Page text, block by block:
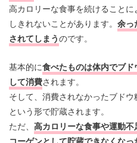
高カロリーな食事を続けること
しきれないことがあります。 余っ
されてしまうのです。
基本的に食べたものは体内でブ
して消費されます。
そして、消費されなかったブド
という形で貯蔵されます。
ただ、 高カロリーな食事や運動不
コーゲンとして貯蔵できなくな